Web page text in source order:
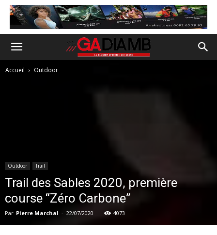
Accueil Outdoor
Outdoor Trail
Trail des Sables 2020, première
course “Zéro Carbone”
Par Pierre Marchal - 22/07/2020 4073